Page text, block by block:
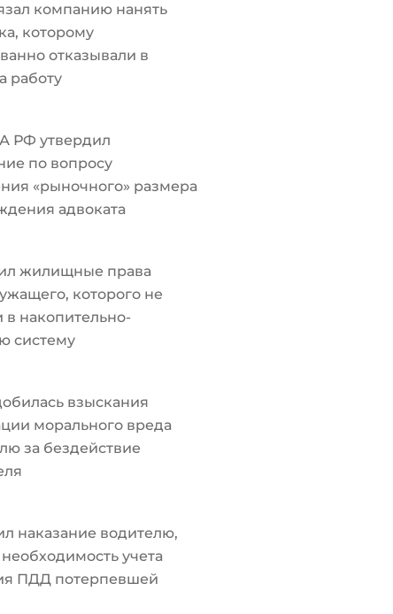
компанию нанять
которому
отказывали в
работу
РФ утвердил
по вопросу
«рыночного» размера
адвоката
жилищные права
которого не
в накопительно-
систему
взыскания
морального вреда
за бездействие
наказание водителю,
учета
ПДД потерпевшей